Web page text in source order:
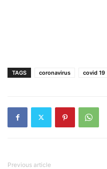
TAGS coronavirus covid 19
Previous article